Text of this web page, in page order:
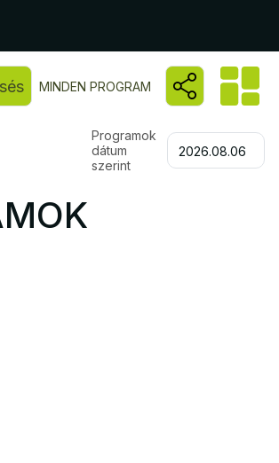
Kereső megnyitása
MINDEN PROGRAM
Programok
dátum
szerint
2026.08.06.